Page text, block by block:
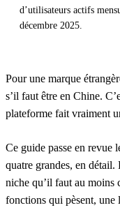
d’utilisateurs actifs
décembre 2025.
Pour une marque
s’il faut être en Chine.
plateforme fait vraiment
Ce guide passe en revue
quatre grandes, en détail.
niche qu’il faut au moins
fonctions qui pèsent, une